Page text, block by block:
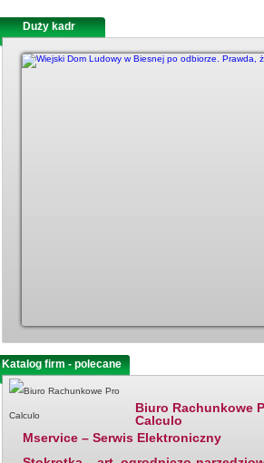
Duży kadr
Katalog firm - polecane
Biuro Rachunkowe
Calculo
Mservice – Serwis Elektroniczny